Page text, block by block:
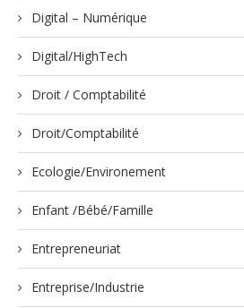
Digital – Numérique
Digital/HighTech
Droit / Comptabilité
Droit/Comptabilité
Ecologie/Environement
Enfant /Bébé/Famille
Entrepreneuriat
Entreprise/Industrie